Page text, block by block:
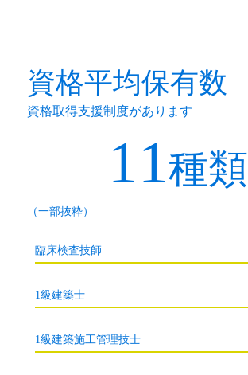
資格平均保有数
資格取得支援制度があります
11種類
（一部抜粋）
臨床検査技師
1級建築士
1級建築施工管理技士